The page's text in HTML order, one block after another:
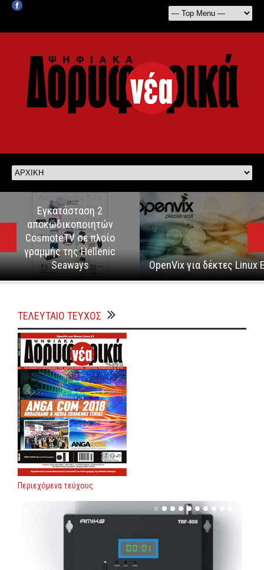
Εγκατάσταση 2
αποκωδικοποιητών
CosmoteTV σε πλοίο
γραμμής της Hellenic
Seaways
OpenVix για δέκτες Linux
ΤΕΛΕΥΤΑΙΟ ΤΕΥΧΟΣ
Περιεχόμενα τεύχους